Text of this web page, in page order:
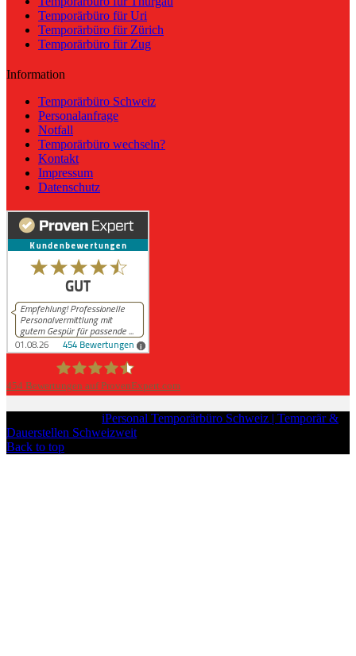
Temporärbüro für Uri
Temporärbüro für Zürich
Temporärbüro für Zug
Information
Temporärbüro Schweiz
Personalanfrage
Notfall
Temporärbüro wechseln?
Kontakt
Impressum
Datenschutz
454 Bewertungen auf ProvenExpert.com
iPersonal Temporärbüro Schweiz | Temporär &
Dauerstellen Schweizweit
Back to top